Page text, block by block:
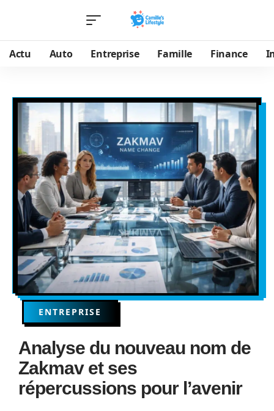
Actu Auto Entreprise Famille Finance
ENTREPRISE
Analyse du nouveau nom de
Zakmav et ses
répercussions pour l’avenir